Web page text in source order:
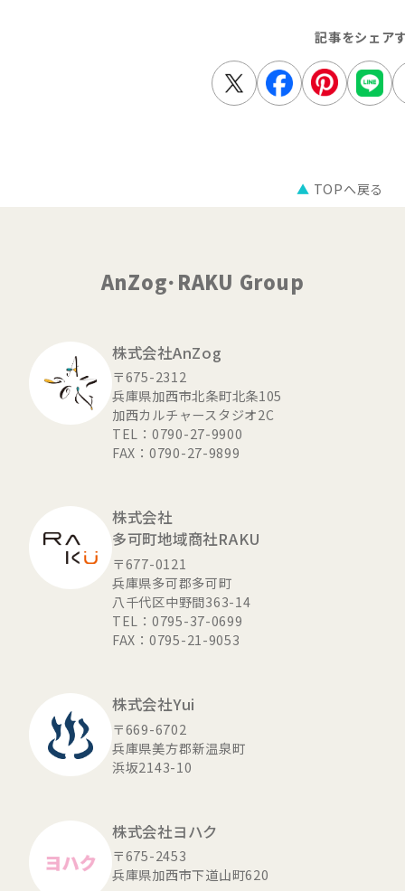
記事をシェア
▲ TOPへ戻る
AnZog･RAKU Group
株式会社AnZog
〒675-2312
兵庫県加西市北条町北条105
加西カルチャースタジオ2C
TEL：0790-27-9900
FAX：0790-27-9899
株式会社
多可町地域商社RAKU
〒677-0121
兵庫県多可郡多可町
八千代区中野間363-14
TEL：0795-37-0699
FAX：0795-21-9053
株式会社Yui
〒669-6702
兵庫県美方郡新温泉町
浜坂2143-10
株式会社ヨハク
〒675-2453
兵庫県加西市下道山町620